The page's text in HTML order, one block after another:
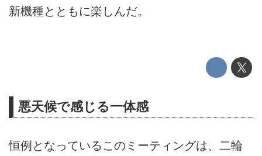
新機種とともに楽しんだ。
悪天候で感じる一体感
恒例となっているこのミーティングは、二輪